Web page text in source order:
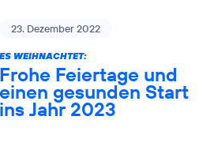
23. Dezember 2022
ES WEIHNACHTET:
Frohe Feiertage und
einen gesunden Start
ins Jahr 2023